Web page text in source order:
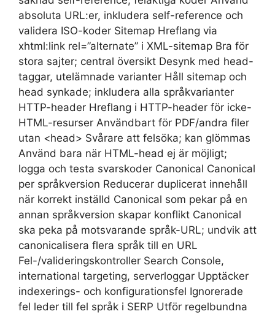
absoluta URL:er, inkludera self-reference och
validera ISO-koder Sitemap Hreflang via
xhtml:link rel=”alternate” i XML-sitemap Bra för
stora sajter; central översikt Desynk med head-
taggar, utelämnade varianter Håll sitemap och
head synkade; inkludera alla språkvarianter
HTTP-header Hreflang i HTTP-header för icke-
HTML-resurser Användbart för PDF/andra filer
utan <head> Svårare att felsöka; kan glömmas
Använd bara när HTML-head ej är möjligt;
logga och testa svarskoder Canonical Canonical
per språkversion Reducerar duplicerat innehåll
när korrekt inställd Canonical som pekar på en
annan språkversion skapar konflikt Canonical
ska peka på motsvarande språk-URL; undvik att
canonicalisera flera språk till en URL
Fel-/valideringskontroller Search Console,
international targeting, serverloggar Upptäcker
indexerings- och konfigurationsfel Ignorerade
fel leder till fel språk i SERP Utför regelbundna